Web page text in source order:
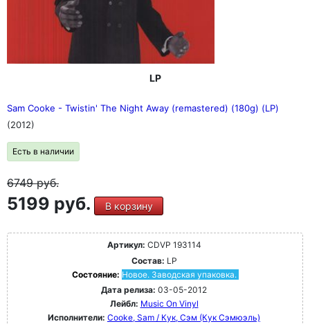
LP
Sam Cooke - Twistin' The Night Away (remastered) (180g) (LP)
(2012)
Есть в наличии
6749руб.
5199 руб. В корзину
Артикул: CDVP 193114
Состав: LP
Состояние: Новое. Заводская упаковка.
Дата релиза: 03-05-2012
Лейбл: Music On Vinyl
Исполнители: Cooke, Sam / Кук, Сэм (Кук Сэмюэль)